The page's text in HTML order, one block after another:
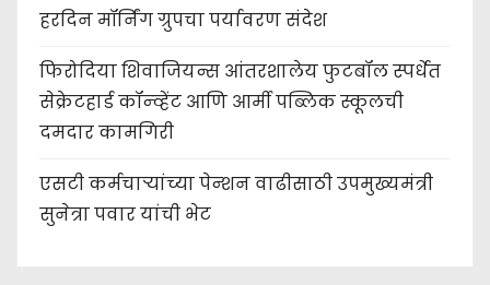
हरदिन मॉर्निंग ग्रुपचा पर्यावरण संदेश
फिरोदिया शिवाजियन्स आंतरशालेय फुटबॉल स्पर्धेत
सेक्रेटहार्ड कॉन्व्हेंट आणि आर्मी पब्लिक स्कूलची
दमदार कामगिरी
एसटी कर्मचाऱ्यांच्या पेन्शन वाढीसाठी उपमुख्यमंत्री
सुनेत्रा पवार यांची भेट